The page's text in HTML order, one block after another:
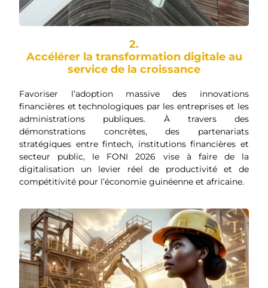
2.
Accélérer la transformation digitale au
service de la croissance
Favoriser l’adoption massive des innovations
financières et technologiques par les entreprises et les
administrations publiques. À travers des
démonstrations concrètes, des partenariats
stratégiques entre fintech, institutions financières et
secteur public, le FONI 2026 vise à faire de la
digitalisation un levier réel de productivité et de
compétitivité pour l’économie guinéenne et africaine.